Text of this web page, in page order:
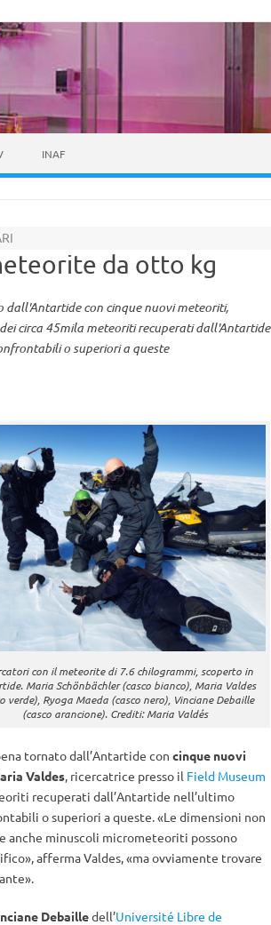
INAF
da otto kg
dall'Antartide con cinque nuovi meteoriti,
circa 45mila meteoriti recuperati dall'Antartide
o superiori a queste
con il meteorite di 7.6 chilogrammi, scoperto in
Maria Schönbächler (casco bianco), Maria Valdes
verde), Ryoga Maeda (casco nero), Vinciane Debaille
(casco arancione). Crediti: Maria Valdés
tornato dall’Antartide con cinque nuovi
Valdes, ricercatrice presso il Field Museum
recuperati dall’Antartide nell’ultimo
o superiori a queste. «Le dimensioni non
anche minuscoli micrometeoriti possono
afferma Valdes, «ma ovviamente trovare
Debailledell’Université Libre de